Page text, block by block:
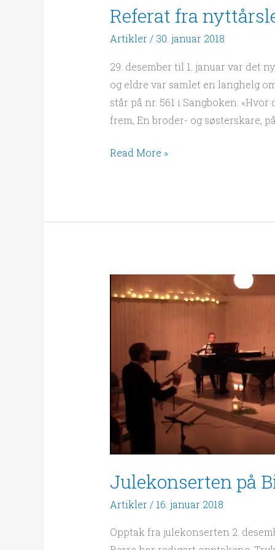
Referat fra
Artikler/ 30. januar 2018
29. desember til 1. januar var det
og eldre var samlet en langhelg
står på nr. 561 i Sangboken:
frem, En broder- og søsterskare,
Read More »
Julekonserten på
Artikler/ 16. januar 2018
Opptak fra julekonserten 2.
Julekonserten
på